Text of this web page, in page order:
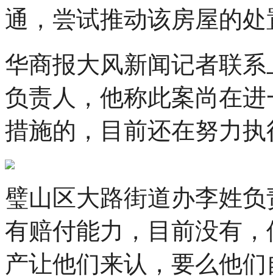
通，尝试推动该房屋的
华商报大风新闻记者联
负责人，他称此案尚在
措施的，目前还在努力执
璧山区大路街道办李姓
有赔付能力，目前没有
产让他们来认，要么他